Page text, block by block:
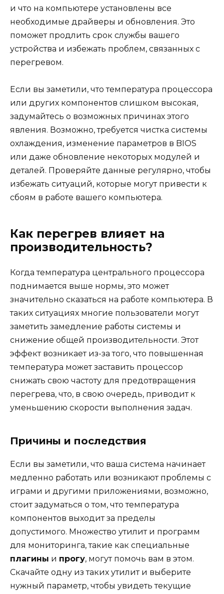
и что на компьютере установлены все
необходимые драйверы и обновления. Это
поможет продлить срок службы вашего
устройства и избежать проблем, связанных с
перегревом.
Если вы заметили, что температура процессора
или других компонентов слишком высокая,
задумайтесь о возможных причинах этого
явления. Возможно, требуется чистка системы
охлаждения, изменение параметров в BIOS
или даже обновление некоторых модулей и
деталей. Проверяйте данные регулярно, чтобы
избежать ситуаций, которые могут привести к
сбоям в работе вашего компьютера.
Как перегрев влияет на
производительность?
Когда температура центрального процессора
поднимается выше нормы, это может
значительно сказаться на работе компьютера. В
таких ситуациях многие пользователи могут
заметить замедление работы системы и
снижение общей производительности. Этот
эффект возникает из-за того, что повышенная
температура может заставить процессор
снижать свою частоту для предотвращения
перегрева, что, в свою очередь, приводит к
уменьшению скорости выполнения задач.
Причины и последствия
Если вы заметили, что ваша система начинает
медленно работать или возникают проблемы с
играми и другими приложениями, возможно,
стоит задуматься о том, что температура
компонентов выходит за пределы
допустимого. Множество утилит и программ
для мониторинга, такие как специальные
плагины и прогу, могут помочь вам в этом.
Скачайте одну из таких утилит и выберите
нужный параметр, чтобы увидеть текущие